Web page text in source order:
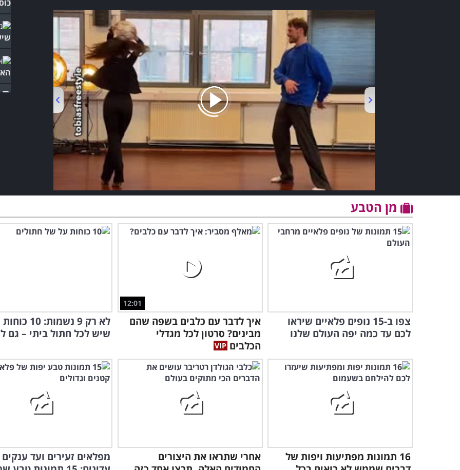
00:00 /01:01
מן הטבע
צפו ב-15 נופים פלאיים שיראו
לכם עד כמה יפה העולם שלנו
12:01
איך לדבר עם כלבים בשפה שהם
מבינים? סרטון לכל מגדלי
הכלבים
לא רק 9 נשמות: 10
שיש לכל חתול ביתי – גם
16 תמונות מפתיעות ויפות של
אחרי שתראו את היצורים
מפלאים זעירים ועד ענקים